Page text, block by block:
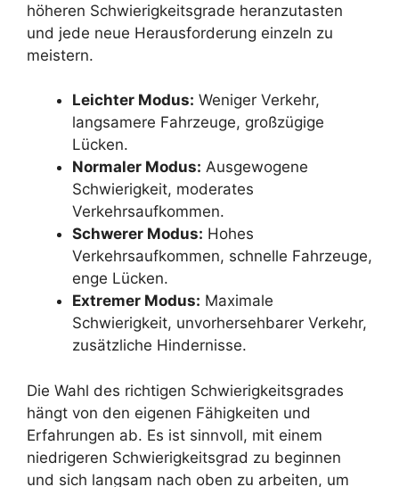
höheren Schwierigkeitsgrade heranzutasten
und jede neue Herausforderung einzeln zu
meistern.
Leichter Modus: Weniger Verkehr,
langsamere Fahrzeuge, großzügige
Lücken.
Normaler Modus: Ausgewogene
Schwierigkeit, moderates
Verkehrsaufkommen.
Schwerer Modus: Hohes
Verkehrsaufkommen, schnelle Fahrzeuge,
enge Lücken.
Extremer Modus: Maximale
Schwierigkeit, unvorhersehbarer Verkehr,
zusätzliche Hindernisse.
Die Wahl des richtigen Schwierigkeitsgrades
hängt von den eigenen Fähigkeiten und
Erfahrungen ab. Es ist sinnvoll, mit einem
niedrigeren Schwierigkeitsgrad zu beginnen
und sich langsam nach oben zu arbeiten, um